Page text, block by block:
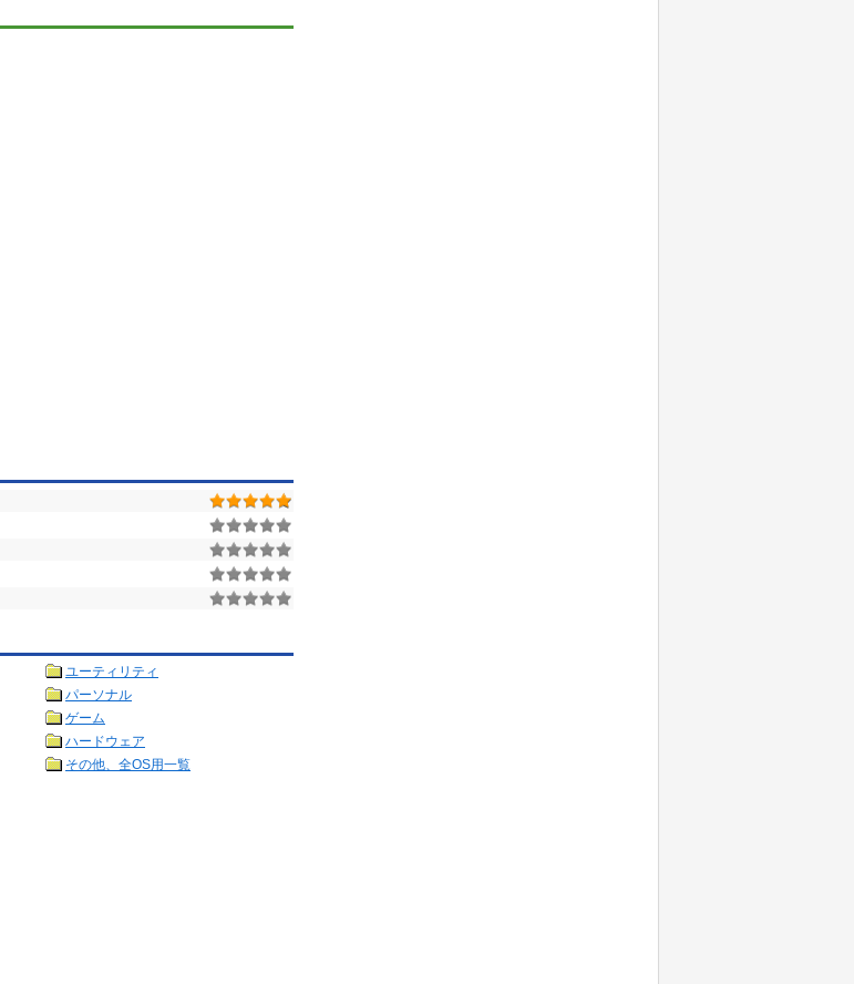
ユーティリティ
パーソナル
ゲーム
ハードウェア
その他、全OS用一覧